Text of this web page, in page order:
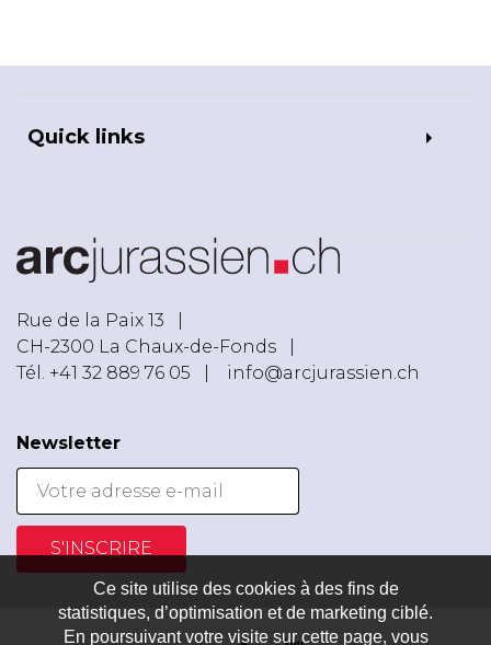
Quick links
Rue de la Paix 13 |
CH-2300 La Chaux-de-Fonds |
Tél. +41 32 889 76 05
info@arcjurassien.ch
Newsletter
S'INSCRIRE
Ce site utilise des cookies à des fins de
statistiques, d’optimisation et de marketing ciblé.
En poursuivant votre visite sur cette page, vous